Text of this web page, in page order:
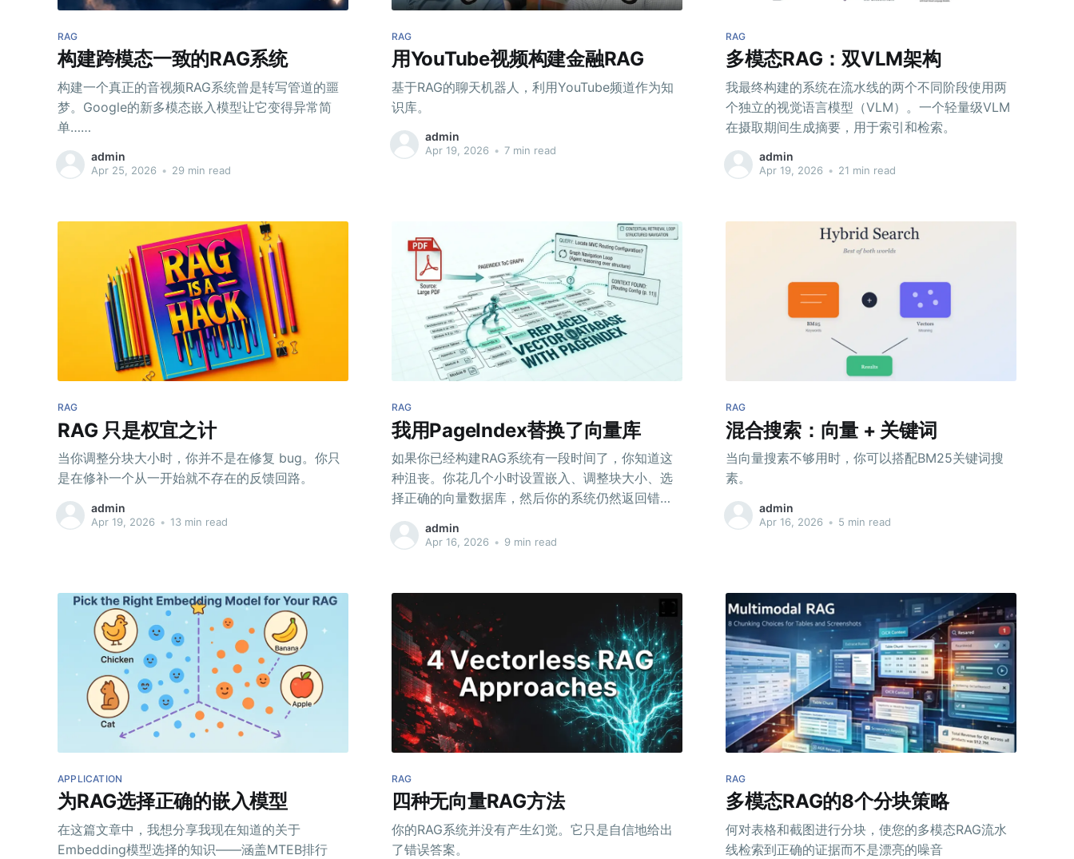
RAG
构建跨模态一致的RAG系统
构建一个真正的音视频RAG系统曾是转写管道的噩
梦。Google的新多模态嵌入模型让它变得异常简
单……
admin
Apr 25, 2026 • 29 min read
RAG
用YouTube视频构建金融RAG
基于RAG的聊天机器人，利用YouTube频道作为知
识库。
admin
Apr 19, 2026 • 7 min read
RAG
多模态RAG：双VLM架构
我最终构建的系统在流水线的两个不同阶段使用两
个独立的视觉语言模型（VLM）。一个轻量级VLM
在摄取期间生成摘要，用于索引和检索。
admin
Apr 19, 2026 • 21 min read
RAG
RAG 只是权宜之计
当你调整分块大小时，你并不是在修复 bug。你只
是在修补一个从一开始就不存在的反馈回路。
admin
Apr 19, 2026 • 13 min read
RAG
我用PageIndex替换了向量库
如果你已经构建RAG系统有一段时间了，你知道这
种沮丧。你花几个小时设置嵌入、调整块大小、选
择正确的向量数据库，然后你的系统仍然返回错误
的答案。
admin
Apr 16, 2026 • 9 min read
RAG
混合搜索：向量 + 关键词
当向量搜素不够用时，你可以搭配BM25关键词搜
素。
admin
Apr 16, 2026 • 5 min read
APPLICATION
为RAG选择正确的嵌入模型
在这篇文章中，我想分享我现在知道的关于
Embedding模型选择的知识——涵盖MTEB排行
RAG
四种无向量RAG方法
你的RAG系统并没有产生幻觉。它只是自信地给出
了错误答案。
RAG
多模态RAG的8个分块策略
何对表格和截图进行分块，使您的多模态RAG流水
线检索到正确的证据而不是漂亮的噪音